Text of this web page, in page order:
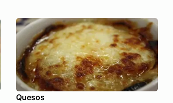
Quesos